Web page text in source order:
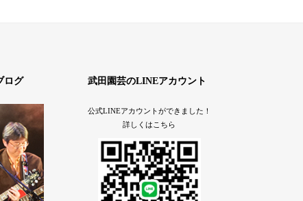
ログ 武田園芸のLINEアカウント
公式LINEアカウントができました！
詳しくはこちら